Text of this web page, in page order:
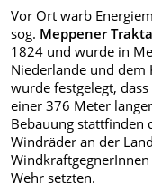
Vor Ort warb
sog. Meppener
1824 und wurde in
Niederlande und dem
wurde festgelegt,
einer 376 Meter
Bebauung stattfinden
Windräder an der
Wehr setzten.